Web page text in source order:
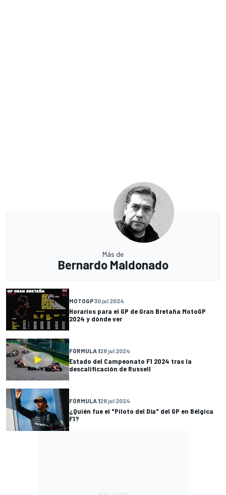
Más de
Bernardo Maldonado
MOTOGP30 jul 2024
Horarios para el GP de Gran Bretaña MotoGP
2024 y dónde ver
FÓRMULA 128 jul 2024
Estado del Campeonato F1 2024 tras la
descalificación de Russell
FÓRMULA 128 jul 2024
¿Quién fue el "Piloto del Día" del GP en Bélgica
F1?